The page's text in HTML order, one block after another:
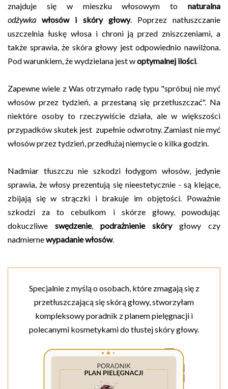
znajduje się w mieszku włosowym to naturalna
odżywka włosów i skóry głowy. Poprzez natłuszczanie
uszczelnia łuskę włosa i chroni ją przed zniszczeniami, a
także sprawia, że skóra głowy jest odpowiednio nawilżona.
Pod warunkiem, że wydzielana jest woptymalnej ilości.
Zapewne wiele z Was otrzymało radę typu "spróbuj nie myć
włosów przez tydzień, a przestaną się przetłuszczać". Na
niektóre osoby to rzeczywiście działa, ale w większości
przypadków skutek jest zupełnie odwrotny. Zamiast nie myć
włosów przez tydzień, przedłużaj niemycie o kilka godzin.
Nadmiar tłuszczu nie szkodzi łodygom włosów, jedynie
sprawia, że włosy prezentują się nieestetycznie - są klejące,
zbijają się w strączki i brakuje im objętości. Poważnie
szkodzi za to cebulkom i skórze głowy, powodując
dokuczliwe swędzenie, podrażnienie skórygłowy czy
nadmiernewypadanie włosów.
Specjalnie z myślą o osobach, które zmagają się z
przetłuszczającą się skórą głowy, stworzyłam
kompleksowy poradnik z planem pielęgnacji i
polecanymi kosmetykami do tłustej skóry głowy.